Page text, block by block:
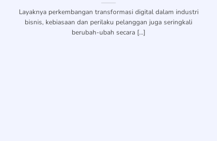
Layaknya perkembangan transformasi digital dalam industri
bisnis, kebiasaan dan perilaku pelanggan juga seringkali
berubah-ubah secara [...]